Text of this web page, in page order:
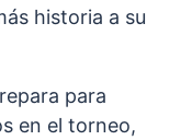
historia a su
para
en el torneo,